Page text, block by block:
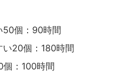
50個：90時間
20個：180時間
個：100時間